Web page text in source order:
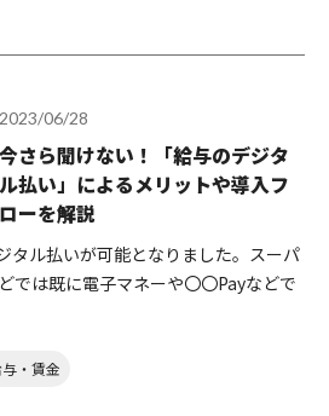
2023/06/28
今さら聞けない！「給与のデジタ
ル払い」によるメリットや導入フ
ローを解説
タル払いが可能となりました。スーパ
では既に電子マネーや〇〇Payなどで
・賃金